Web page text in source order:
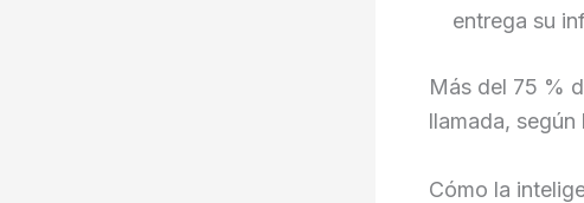
entrega su
Más del 75 %
llamada,
Cómo la